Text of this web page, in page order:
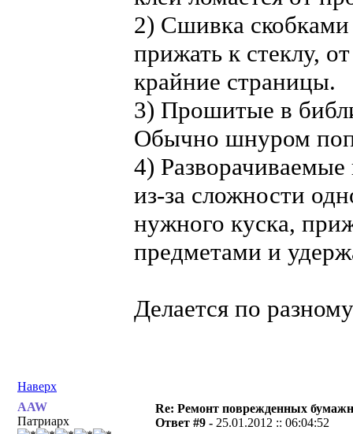
2) Сшивка
прижать к стеклу,
крайние страницы.
3) Прошитые в
Обычно шнуром
4)
из-за сложности
нужного куска,
предметами и
Делается по
Наверх
AAW
Патриарх
Re: Ремонт поврежденных
Ответ #9 - 25.01.2012 :: 06:04:52